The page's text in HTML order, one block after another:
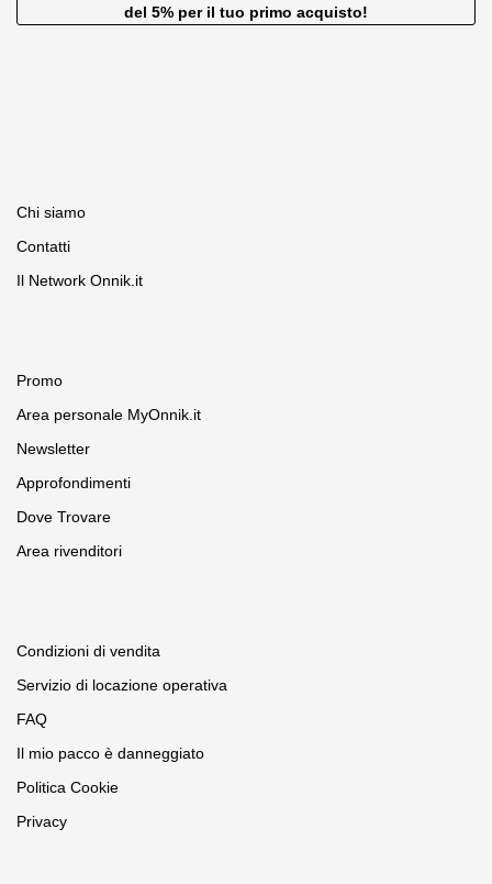
del 5% per il tuo primo acquisto!
Chi siamo
Contatti
Il Network Onnik.it
Promo
Area personale MyOnnik.it
Newsletter
Approfondimenti
Dove Trovare
Area rivenditori
Condizioni di vendita
Servizio di locazione operativa
FAQ
Il mio pacco è danneggiato
Politica Cookie
Privacy